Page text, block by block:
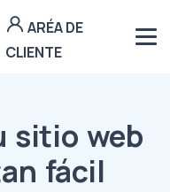
ARÉA DE
CLIENTE
sitio web
fácil